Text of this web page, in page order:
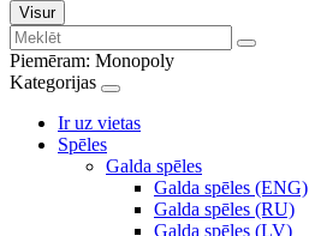
Visur
Piemēram: Monopoly
Kategorijas
Ir uz vietas
Spēles
Galda spēles
Galda spēles (ENG)
Galda spēles (RU)
Galda spēles (LV)